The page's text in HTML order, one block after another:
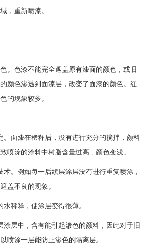
，重新喷漆。
。色漆不能完全遮盖原有漆面的颜色，或旧
颜色渗透到面漆层，改变了面漆的颜色。红
的现象较多。
。面漆在稀释后，没有进行充分的搅拌，颜料
喷涂的涂料中树脂含量过高，颜色变浅。
术。例如每一后续层涂层没有进行重复喷涂，
盖不良的现象。
水稀释，使涂层变得很薄。
涂层中，含有能引起渗色的颜料，因此对于旧
喷涂一层能防止渗色的隔离层。